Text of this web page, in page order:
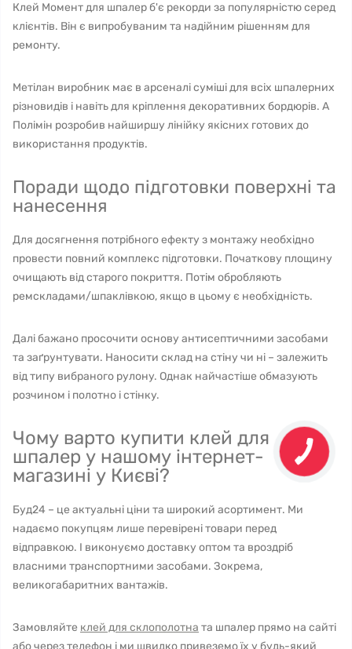
Клей Момент для шпалер б'є рекорди за популярністю серед
клієнтів. Він є випробуваним та надійним рішенням для
ремонту.
Метілан виробник має в арсеналі суміші для всіх шпалерних
різновидів і навіть для кріплення декоративних бордюрів. А
Полімін розробив найширшу лінійку якісних готових до
використання продуктів.
Поради щодо підготовки поверхні та
нанесення
Для досягнення потрібного ефекту з монтажу необхідно
провести повний комплекс підготовки. Початкову площину
очищають від старого покриття. Потім обробляють
ремскладами/шпаклівкою, якщо в цьому є необхідність.
Далі бажано просочити основу антисептичними засобами
та заґрунтувати. Наносити склад на стіну чи ні – залежить
від типу вибраного рулону. Однак найчастіше обмазують
розчином і полотно і стінку.
Чому варто купити клей для
шпалер у нашому інтернет-
магазині у Києві?
Буд24 – це актуальні ціни та широкий асортимент. Ми
надаємо покупцям лише перевірені товари перед
відправкою. І виконуємо доставку оптом та вроздріб
власними транспортними засобами. Зокрема,
великогабаритних вантажів.
Замовляйте клей для склополотна та шпалер прямо на сайті
або через телефон і ми швидко привеземо їх у будь-який